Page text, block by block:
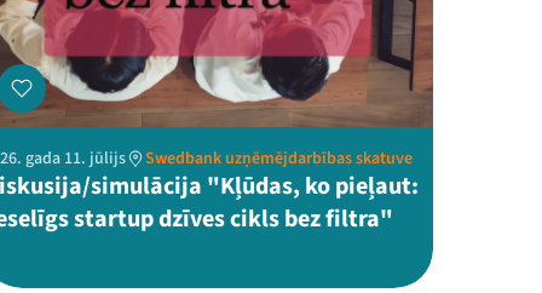
gada 11. jūlijs Swedbank uzņēmējdarbības skatuve
simulācija "Kļūdas, ko pieļaut:
startup dzīves cikls bez filtra"